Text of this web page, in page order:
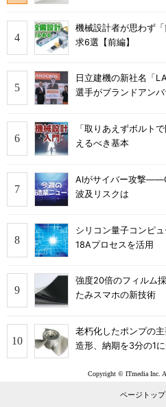
機械設計者が思わず
求6選【前編】
日立建機の新社名「
選手がブランドアン
「取りあえずボルト
えるべき基本
AIがサイバー攻撃
波及リスクは
シリコン量子コンピ
18Aプロセスを活用
強度20倍のフィルム
たみスマホの新技術
老朽化したポンプの
造形、納期を3分の1
Copyright © ITmedia Inc.
ページトッ